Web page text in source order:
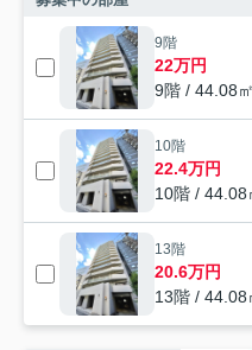
9階
22万円
9階 / 44.08
10階
22.4万円
10階 / 44.08
13階
20.6万円
13階 / 44.08